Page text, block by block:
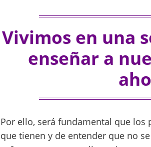
Vivimos en una
enseñar a
Por ello, será fundamental que
que tienen y de entender que no